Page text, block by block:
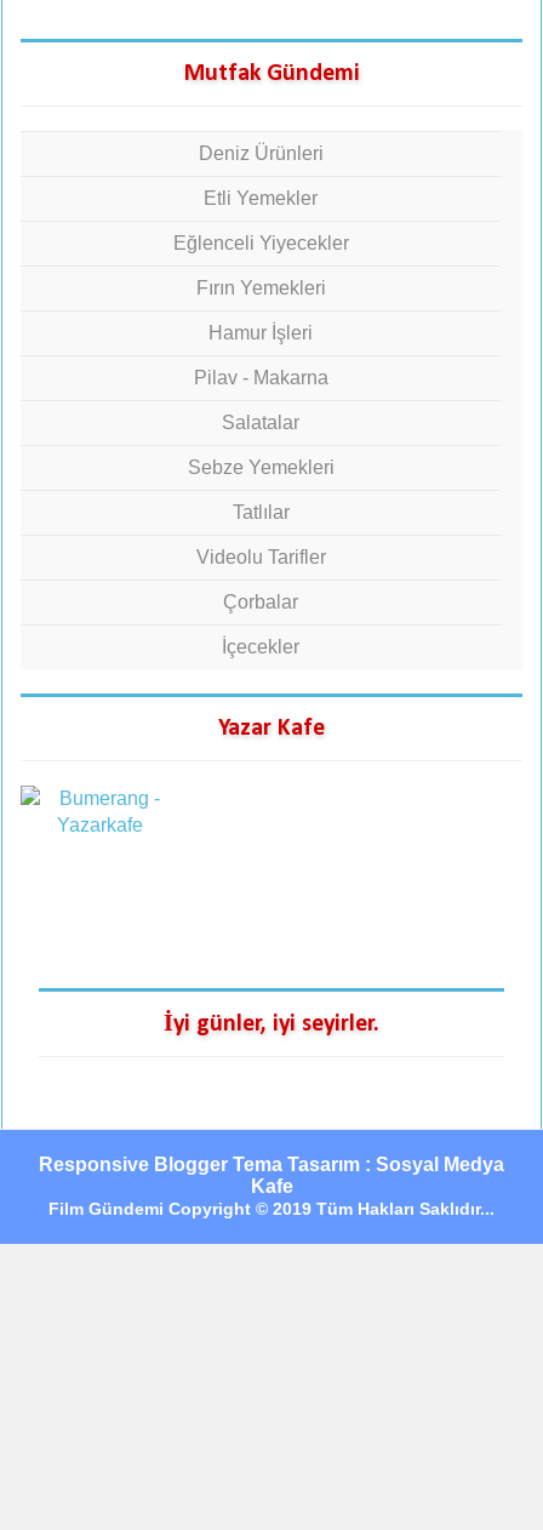
Mutfak Gündemi
Deniz Ürünleri
Etli Yemekler
Eğlenceli Yiyecekler
Fırın Yemekleri
Hamur İşleri
Pilav - Makarna
Salatalar
Sebze Yemekleri
Tatlılar
Videolu Tarifler
Çorbalar
İçecekler
Yazar Kafe
İyi günler, iyi seyirler.
Responsive Blogger Tema Tasarım : Sosyal Medya
Kafe
Film Gündemi Copyright © 2019 Tüm Hakları Saklıdır...